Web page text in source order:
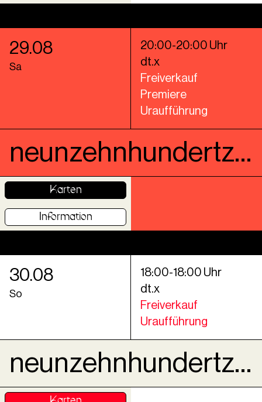
29.08
Sa
20:00-20:00 Uhr
dt.x
Freiverkauf
Premiere
Uraufführung
neunzehnhundertzweiundvierzig MemoRails Göttingen
Karten
Information
30.08
So
18:00-18:00 Uhr
dt.x
Freiverkauf
Uraufführung
neunzehnhundertzweiundvierzig MemoRails Göttingen